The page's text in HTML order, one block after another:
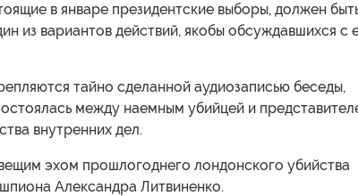
в январе президентские выборы, должен
из вариантов действий, якобы обсуждавшихся с
тайно сделанной аудиозаписью беседы,
между наемным убийцей и
внутренних дел.
эхом прошлогоднего лондонского убийства
Александра Литвиненко.